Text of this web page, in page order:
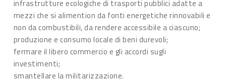
infrastrutture ecologiche di trasporti pubblici adatte a
mezzi che si alimention da fonti energetiche rinnovabili e
non da combustibili, da rendere accessibile a ciascuno;
produzione e consumo locale di beni durevoli;
fermare il libero commercio e gli accordi sugli
investimenti;
smantellare la militarizzazione.